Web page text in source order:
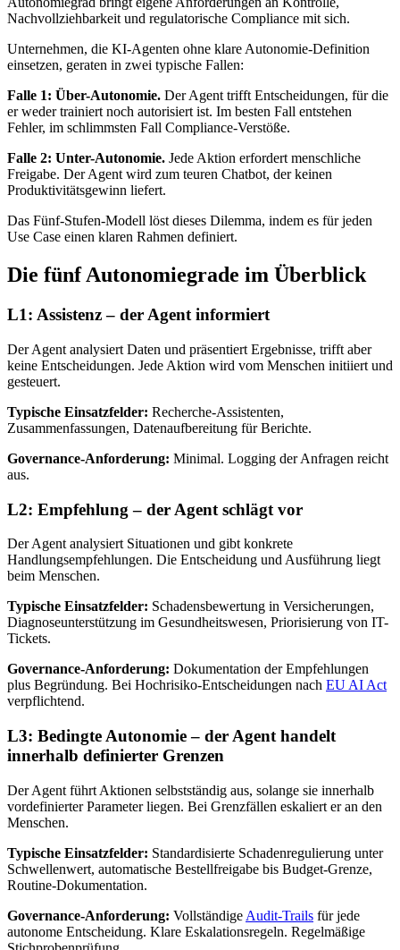
Nachvollziehbarkeit und regulatorische Compliance mit sich.
Unternehmen, die KI-Agenten ohne klare Autonomie-Definition
einsetzen, geraten in zwei typische Fallen:
Falle 1: Über-Autonomie. Der Agent trifft Entscheidungen, für die
er weder trainiert noch autorisiert ist. Im besten Fall entstehen
Fehler, im schlimmsten Fall Compliance-Verstöße.
Falle 2: Unter-Autonomie. Jede Aktion erfordert menschliche
Freigabe. Der Agent wird zum teuren Chatbot, der keinen
Produktivitätsgewinn liefert.
Das Fünf-Stufen-Modell löst dieses Dilemma, indem es für jeden
Use Case einen klaren Rahmen definiert.
Die fünf Autonomiegrade im Überblick
L1: Assistenz – der Agent informiert
Der Agent analysiert Daten und präsentiert Ergebnisse, trifft aber
keine Entscheidungen. Jede Aktion wird vom Menschen initiiert und
gesteuert.
Typische Einsatzfelder: Recherche-Assistenten,
Zusammenfassungen, Datenaufbereitung für Berichte.
Governance-Anforderung: Minimal. Logging der Anfragen reicht
aus.
L2: Empfehlung – der Agent schlägt vor
Der Agent analysiert Situationen und gibt konkrete
Handlungsempfehlungen. Die Entscheidung und Ausführung liegt
beim Menschen.
Typische Einsatzfelder: Schadensbewertung in Versicherungen,
Diagnoseunterstützung im Gesundheitswesen, Priorisierung von IT-
Tickets.
Governance-Anforderung: Dokumentation der Empfehlungen
plus Begründung. Bei Hochrisiko-Entscheidungen nach EU AI Act
verpflichtend.
L3: Bedingte Autonomie – der Agent handelt
innerhalb definierter Grenzen
Der Agent führt Aktionen selbstständig aus, solange sie innerhalb
vordefinierter Parameter liegen. Bei Grenzfällen eskaliert er an den
Menschen.
Typische Einsatzfelder: Standardisierte Schadenregulierung unter
Schwellenwert, automatische Bestellfreigabe bis Budget-Grenze,
Routine-Dokumentation.
Governance-Anforderung: Vollständige Audit-Trails für jede
autonome Entscheidung. Klare Eskalationsregeln. Regelmäßige